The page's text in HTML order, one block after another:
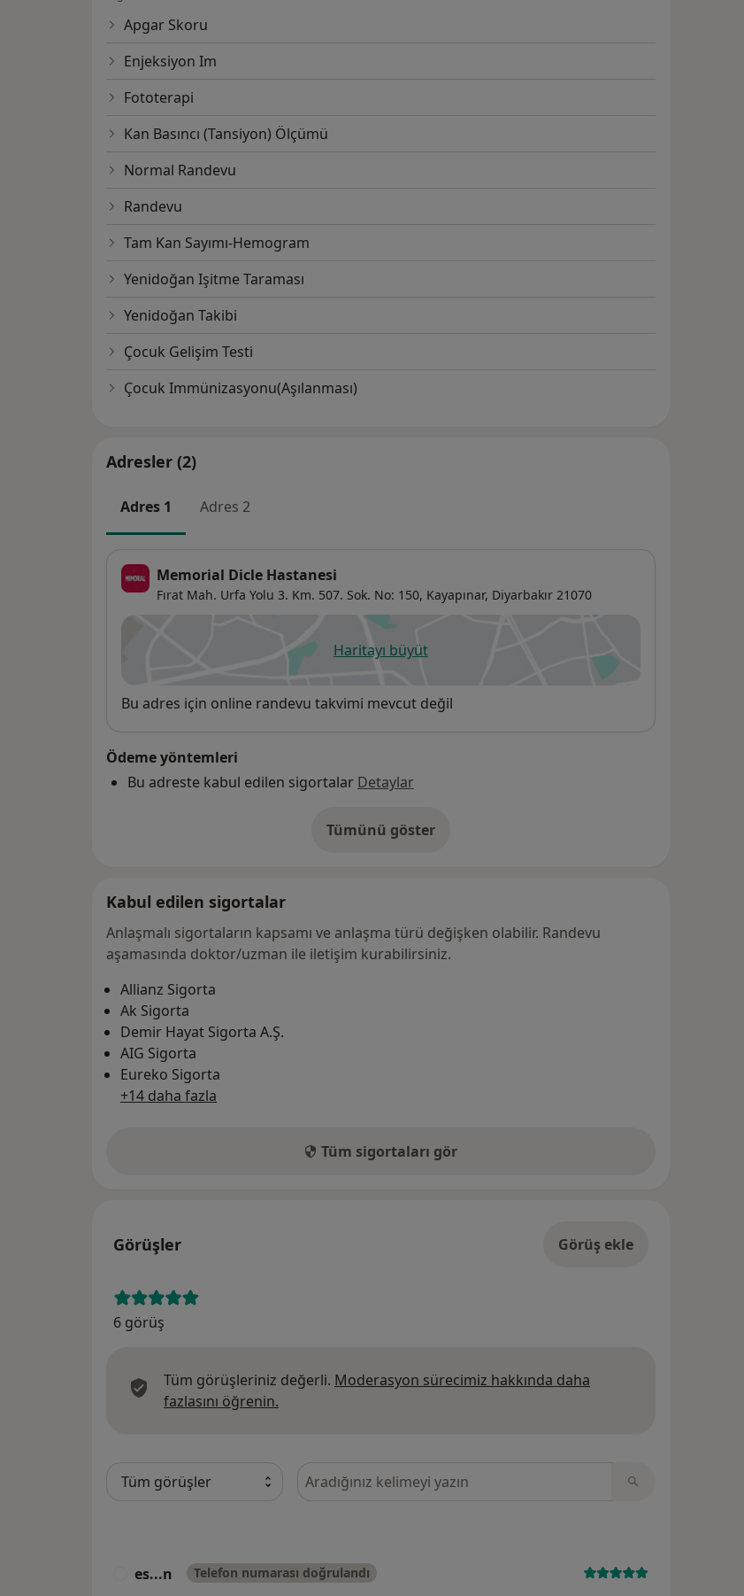
Apgar Skoru
Enjeksiyon Im
Fototerapi
Kan Basıncı (Tansiyon) Ölçümü
Normal Randevu
Randevu
Tam Kan Sayımı-Hemogram
Yenidoğan Işitme Taraması
Yenidoğan Takibi
Çocuk Gelişim Testi
Çocuk Immünizasyonu(Aşılanması)
Adresler (2)
Adres 1 Adres 2
Memorial Dicle Hastanesi
Fırat Mah. Urfa Yolu 3. Km. 507. Sok. No: 150, Kayapınar, Diyarbakır 21070
Haritayı büyüt
yeni bir sekmede açılır
Uygunluk
Bu adres için online randevu takvimi mevcut değil
Ödeme yöntemleri
Bu adreste kabul edilen sigortalar Detaylar
Tümünü göster
adres hakkında
Kabul edilen sigortalar
Anlaşmalı sigortaların kapsamı ve anlaşma türü değişken olabilir. Randevu
aşamasında doktor/uzman ile iletişim kurabilirsiniz.
Allianz Sigorta
Ak Sigorta
Demir Hayat Sigorta A.Ş.
AIG Sigorta
Eureko Sigorta
+14 daha fazla
Tüm sigortaları gör
Görüşler Görüş ekle
6 görüş
Tüm görüşleriniz değerli. Moderasyon sürecimiz hakkında daha
fazlasını öğrenin.
Görüşler içerisinde ara
es...n Telefon numarası doğrulandı